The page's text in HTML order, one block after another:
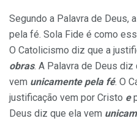
Segundo a Palavra de Deus,
pela fé. Sola Fide é como
O Catolicismo diz que a
obras. A Palavra de Deus diz
vem unicamente pela fé. O
justificação vem por Cristo e
Deus diz que ela vem